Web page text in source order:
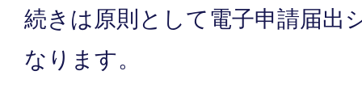
続きは原則として電子申請届出
なります。